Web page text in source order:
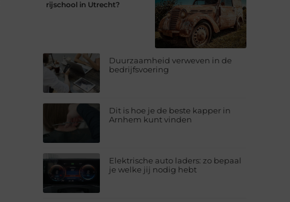
rijschool in Utrecht?
Duurzaamheid verweven in de
bedrijfsvoering
Dit is hoe je de beste kapper in
Arnhem kunt vinden
Elektrische auto laders: zo bepaal
je welke jij nodig hebt